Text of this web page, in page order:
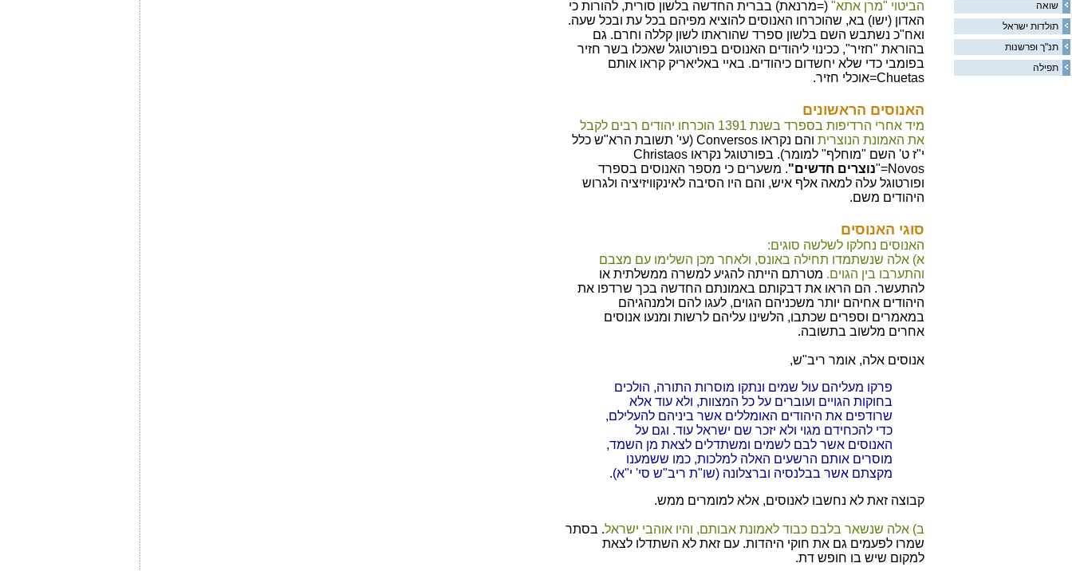
שואה
תולדות ישראל
תנ"ך ופרשנות
תפילה
הביטוי "מרן אתא" (=מרנאת) בברית החדשה בלשון סורית, להורות כי
האדון (ישו) בא, שהוכרחו האנוסים להוציא מפיהם בכל עת ובכל שעה.
ואח"כ נשתבש השם בלשון ספרד שהוראתו לשון קללה וחרם. גם
בהוראת "חזיר", ככינוי ליהודים האנוסים בפורטוגל שאכלו בשר חזיר
בפומבי כדי שלא יחשדום כיהודים. באיי באליאריק קראו אותם
Chuetas=אוכלי חזיר.
האנוסים הראשונים
מיד אחרי הרדיפות בספרד בשנת 1391 הוכרחו יהודים רבים לקבל
את האמונת הנוצרית
והם נקראו Conversos (עי' תשובת הרא"ש כלל
י"ז ט' השם "מוחלף" למומר). בפורטוגל נקראו Christaos
Novos="
נוצרים חדשים". משערים כי מספר האנוסים בספרד
ופורטוגל עלה למאה אלף איש, והם היו הסיבה לאינקוויזיציה ולגרוש
היהודים משם.
סוגי האנוסים
האנוסים נחלקו לשלשה סוגים:
א) אלה שנשתמדו תחילה באונס, ולאחר מכן השלימו עם מצבם
והתערבו בין הגוים. מטרתם הייתה להגיע למשרה ממשלתית או
להתעשר. הם הראו את דבקותם באמונתם החדשה בכך שרדפו את
היהודים אחיהם יותר משכניהם הגוים, לעגו להם ולמנהגיהם
במאמרים וספרים שכתבו, הלשינו עליהם לרשות ומנעו אנוסים
אחרים מלשוב בתשובה.
אנוסים אלה, אומר ריב"ש,
פרקו מעליהם עול שמים ונתקו מוסרות התורה, הולכים
בחוקות הגויים ועוברים על כל המצוות, ולא עוד אלא
שרודפים את היהודים האומללים אשר ביניהם להעלילם,
כדי להכחידם מגוי ולא יזכר שם ישראל עוד. וגם על
האנוסים אשר לבם לשמים ומשתדלים לצאת מן השמד,
מוסרים אותם הרשעים האלה למלכות, כמו ששמענו
מקצתם אשר בבלנסיה וברצלונה (שו"ת ריב"ש סי' י"א).
קבוצה זאת לא נחשבו לאנוסים, אלא למומרים ממש.
ב) אלה שנשאר בלבם כבוד לאמונת אבותם, והיו אוהבי ישראל. בסתר
שמרו לפעמים גם את חוקי היהדות. עם זאת לא השתדלו לצאת
למקום שיש בו חופש דת.